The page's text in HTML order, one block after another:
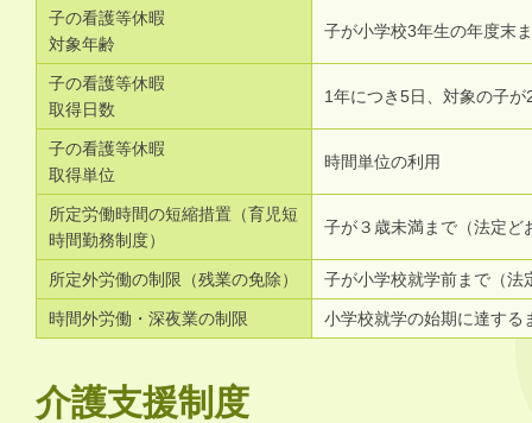
子の看護等休暇
対象年齢
子が小学校3年生の年度末
子の看護等休暇
取得日数
1年につき5日、対象の子
子の看護等休暇
取得単位
時間単位の利用
所定労働時間の短縮措置（育児短
時間勤務制度）
子が３歳未満まで（法定ど
所定外労働の制限（残業の免除） 子が小学校就学前まで（法
時間外労働・深夜業の制限 小学校就学の始期に達する
介護支援制度